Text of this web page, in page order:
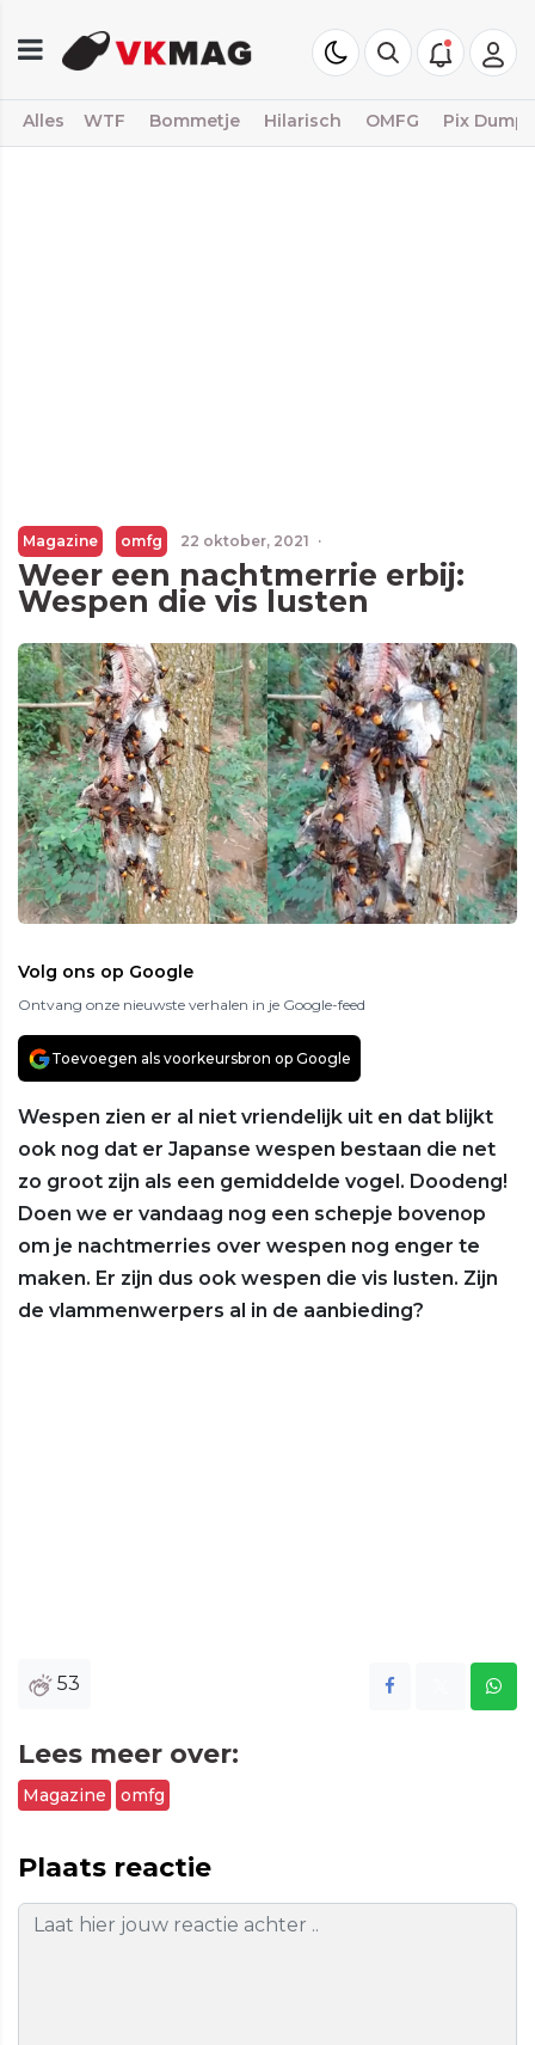
Alles WTF Bommetje Hilarisch OMFG Pix Dump
Magazine omfg 22 oktober, 2021 ·
Weer een nachtmerrie erbij:
Wespen die vis lusten
Volg ons op Google
Ontvang onze nieuwste verhalen in je Google-feed
Toevoegen als voorkeursbron op Google
Wespen zien er al niet vriendelijk uit en dat blijkt
ook nog dat er Japanse wespen bestaan die net
zo groot zijn als een gemiddelde vogel. Doodeng!
Doen we er vandaag nog een schepje bovenop
om je nachtmerries over wespen nog enger te
maken. Er zijn dus ook wespen die vis lusten. Zijn
de vlammenwerpers al in de aanbieding?
53
Lees meer over:
Magazine omfg
Plaats reactie